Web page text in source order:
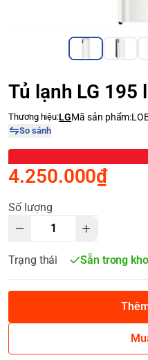
Tủ lạnh LG 195
Thương hiệu:LGMã sản phẩm:
So sánh
4.250.000₫
Số lượng
Trạng thái Sẵn trong kho